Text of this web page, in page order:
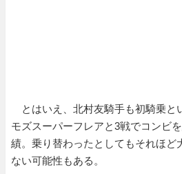
とはいえ、北村友騎手も初騎乗と
モズスーパーフレアと3戦でコンビ
績。乗り替わったとしてもそれほど
ない可能性もある。